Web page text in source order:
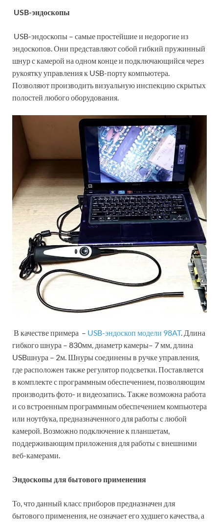
USB-эндоскопы
USB-эндоскопы – самые простейшие и недорогие из
эндоскопов. Они представляют собой гибкий пружинный
шнур с камерой на одном конце и подключающийся через
рукоятку управления к USB-порту компьютера.
Позволяют производить визуальную инспекцию скрытых
полостей любого оборудования.
В качестве примера – USB-эндоскоп модели 98AT. Длина
гибкого шнура – 830мм, диаметр камеры– 7 мм, длина
USBшнура – 2м. Шнуры соединены в ручке управления,
где расположен также регулятор подсветки. Поставляется
в комплекте с программным обеспечением, позволяющим
производить фото- и видеозапись. Также возможна работа
и со встроенным программным обеспечением компьютера
или ноутбука, предназначенного для работы с любой
камерой. Возможно подключение к планшетам,
поддерживающим приложения для работы с внешними
веб-камерами.
Эндоскопы для бытового применения
То, что данный класс приборов предназначен для
бытового применения, не означает его худшего качества, а